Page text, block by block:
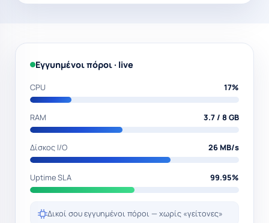
Εγγυημένοι πόροι · live
CPU 28%
RAM 2.9 / 8 GB
Δίσκος I/O 16 MB/s
Uptime SLA 99.95%
Δικοί σου εγγυημένοι πόροι — χωρίς «γείτονες»